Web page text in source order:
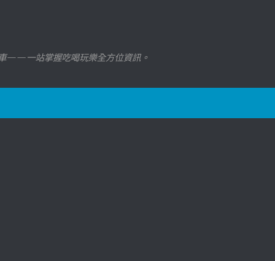
——一站掌握吃喝玩樂全方位資訊。